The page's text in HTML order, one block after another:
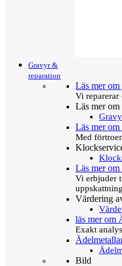
Gravyr &
reparation
Läs mer
Vi reparerar
Läs mer
Läs mer
Med
Läs mer
Vi erbjuder
Värdering
läs mer om
Exakt
Bild